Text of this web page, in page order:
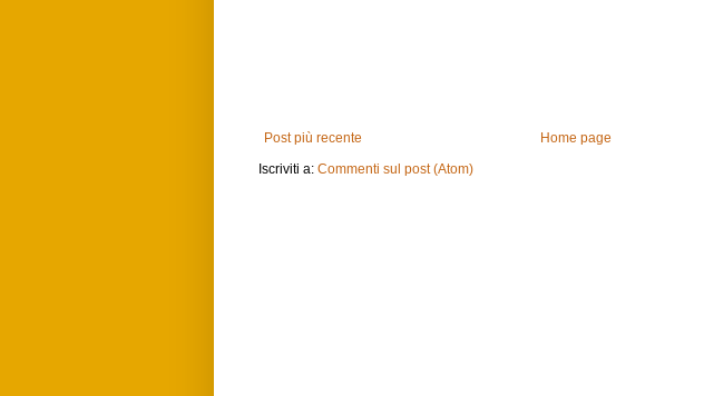
Post più recente
Home page
Iscriviti a: Commenti sul post (Atom)